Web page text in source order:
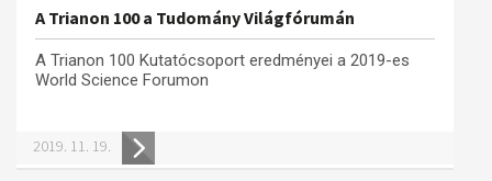
A Trianon 100 a Tudomány Világfórumán
A Trianon 100 Kutatócsoport eredményei a 2019-es
World Science Forumon
2019. 11. 19.